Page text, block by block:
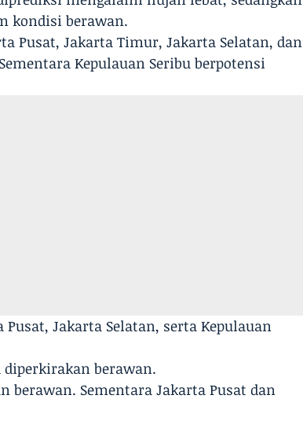
kondisi berawan.
Pusat, Jakarta Timur, Jakarta Selatan, dan
Kepulauan Seribu berpotensi
Jakarta Selatan, serta Kepulauan
diperkirakan berawan.
berawan. Sementara Jakarta Pusat dan